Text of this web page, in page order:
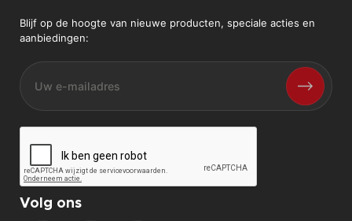
Blijf op de hoogte van nieuwe producten, speciale acties en
aanbiedingen:
Volg ons